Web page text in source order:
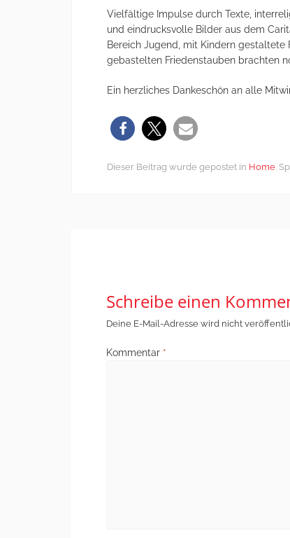
Vielfältige Impulse durch Texte,
und eindrucksvolle Bilder aus dem
Bereich Jugend, mit Kindern gestaltete
gebastelten Friedenstauben brachten
Ein herzliches Dankeschön an alle
Dieser Beitrag wurde gepostet in Home.
Schreibe einen
Deine E-Mail-Adresse wird nicht
Kommentar *